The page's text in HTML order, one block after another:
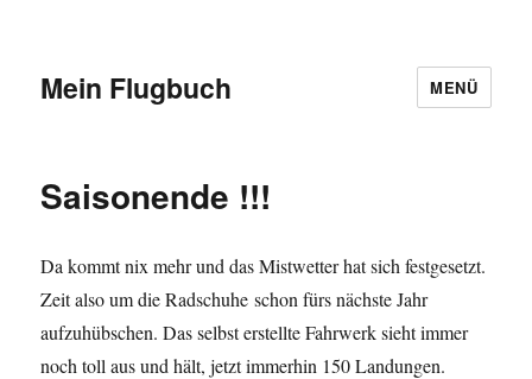
Mein Flugbuch MENÜ
Saisonende !!!
Da kommt nix mehr und das Mistwetter hat sich festgesetzt.
Zeit also um die Radschuhe schon fürs nächste Jahr
aufzuhübschen. Das selbst erstellte Fahrwerk sieht immer
noch toll aus und hält, jetzt immerhin 150 Landungen.